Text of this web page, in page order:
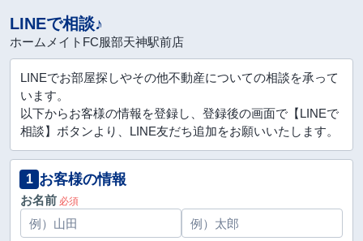
LINEで相談♪
ホームメイトFC服部天神駅前店
LINEでお部屋探しやその他不動産についての相談を承って
います。
以下からお客様の情報を登録し、登録後の画面で【LINEで
相談】ボタンより、LINE友だち追加をお願いいたします。
1 お客様の情報
お名前 必須